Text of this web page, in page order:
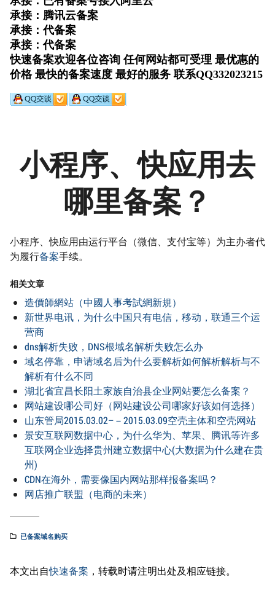
小程序、快应用去
哪里备案？
小程序、快应用由运行平台（微信、支付宝等）为主办者代
为履行备案手续。
相关文章
造價師網站（中國人事考試網新規）
新世界电讯，为什么中国只有电信，移动，联通三个运
营商
dns解析失败，DNS根域名解析失败怎么办
域名停靠，申请域名后为什么要解析如何解析解析与不
解析有什么不同
湖北省宜昌长阳土家族自治县企业网站要怎么备案？
网站建设哪公司好（网站建设公司哪家好该如何选择）
山东管局2015.03.02–－2015.03.09空壳主体和空壳网站
景安互联网数据中心，为什么华为、苹果、腾讯等许多
互联网企业选择贵州建立数据中心(大数据为什么建在贵
州)
CDN在海外，需要像国内网站那样报备案吗？
网店推广联盟（电商的未来）
已备案域名购买
本文出自快速备案 ，转载时请注明出处及相应链接。